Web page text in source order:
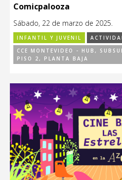
Comicpalooza
Sábado, 22 de marzo de 2025.
INFANTIL Y JUVENIL
CCE MONTEVIDEO - HUB,
PISO 2, PLANTA BAJA